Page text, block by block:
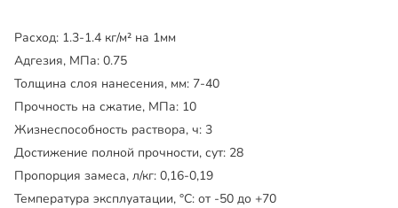
Расход: 1.3-1.4 кг/м² на 1мм
Адгезия, МПа: 0.75
Толщина слоя нанесения, мм: 7-40
Прочность на сжатие, МПа: 10
Жизнеспособность раствора, ч: 3
Достижение полной прочности, сут: 28
Пропорция замеса, л/кг: 0,16-0,19
Температура эксплуатации, °C: от -50 до +70